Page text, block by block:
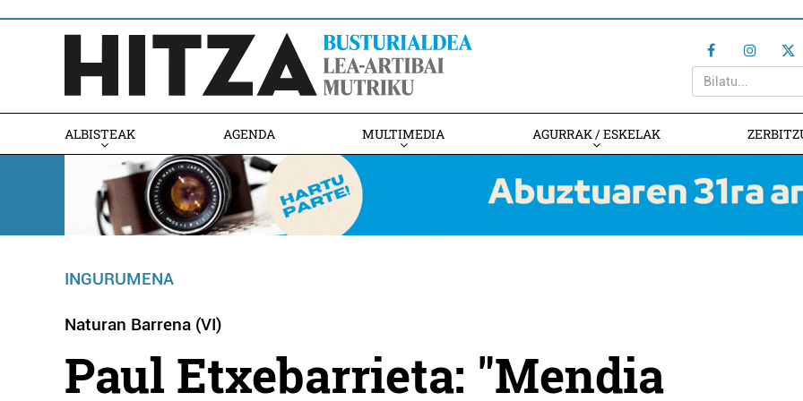
ALBISTEAK AGENDA MULTIMEDIA AGURRAK / ESKELAK
INGURUMENA
Naturan Barrena (VI)
Paul Etxebarrieta: "Mendia